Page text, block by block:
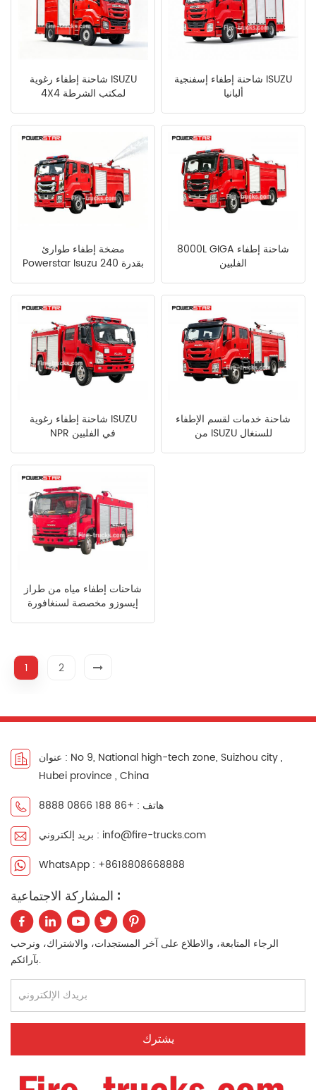
شاحنة إطفاء رغوية ISUZU
4X4 لمكتب الشرطة
شاحنة إطفاء إسفنجية ISUZU
ألبانيا
مضخة إطفاء طوارئ
Powerstar Isuzu بقدرة 240
8000L GIGA شاحنة إطفاء
الفلبين
شاحنة إطفاء رغوية ISUZU
NPR في الفلبين
شاحنة خدمات لقسم الإطفاء
من ISUZU للسنغال
شاحنات إطفاء مياه من طراز
إيسوزو مخصصة لسنغافورة
1 2
عنوان : No 9, National high-tech zone, Suizhou city ,
Hubei province , China
هاتف : +86 188 0866 8888
بريد إلكتروني : info@fire-trucks.com
WhatsApp : +8618808668888
المشاركة الاجتماعية :
الرجاء المتابعة، والاطلاع على آخر المستجدات، والاشتراك، ونرحب
بآرائكم.